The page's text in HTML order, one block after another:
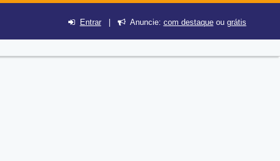
Entrar| Anuncie: com destaqueou grátis